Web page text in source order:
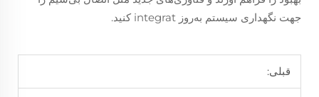
جهت نگهداری سیستم به‌روز integrat کنید.
قبلی: